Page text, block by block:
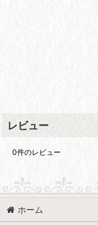
レビュー
0件のレビュー
ホーム